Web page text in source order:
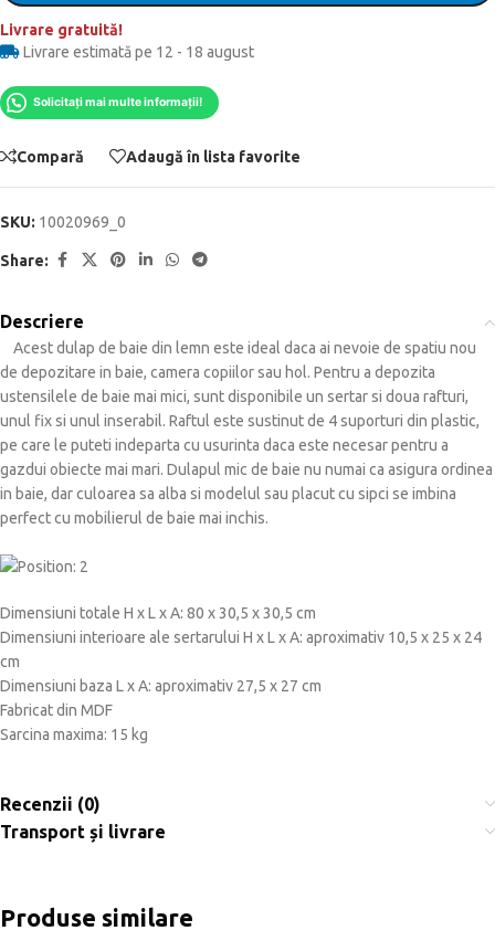
Livrare gratuită!
Livrare estimată pe 12 - 18 august
Solicitați mai multe informații!
Compară Adaugă în lista favorite
SKU: 10020969_0
Share:
Descriere
Acest dulap de baie din lemn este ideal daca ai nevoie de spatiu nou
de depozitare in baie, camera copiilor sau hol. Pentru a depozita
ustensilele de baie mai mici, sunt disponibile un sertar si doua rafturi,
unul fix si unul inserabil. Raftul este sustinut de 4 suporturi din plastic,
pe care le puteti indeparta cu usurinta daca este necesar pentru a
gazdui obiecte mai mari. Dulapul mic de baie nu numai ca asigura ordinea
in baie, dar culoarea sa alba si modelul sau placut cu sipci se imbina
perfect cu mobilierul de baie mai inchis.
Dimensiuni totale H x L x A: 80 x 30,5 x 30,5 cm
Dimensiuni interioare ale sertarului H x L x A: aproximativ 10,5 x 25 x 24
cm
Dimensiuni baza L x A: aproximativ 27,5 x 27 cm
Fabricat din MDF
Sarcina maxima: 15 kg
Recenzii (0)
Transport și livrare
Produse similare